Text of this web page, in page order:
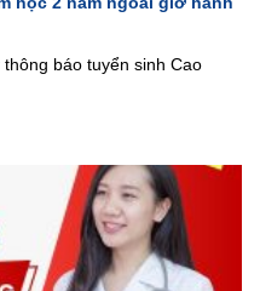
báo tuyển sinh Cao